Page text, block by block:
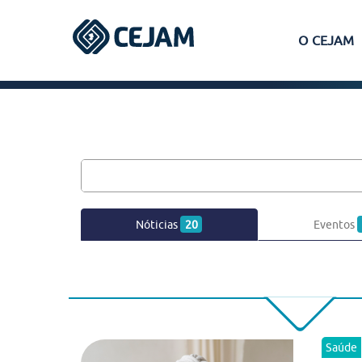
O CEJAM
Ferraz de Vasconcelos
Lins
Peruíbe
Nóticias 20 Eventos
Saúde